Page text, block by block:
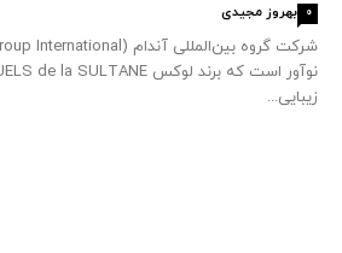
بهروز مجیدی 0
زیبایی...